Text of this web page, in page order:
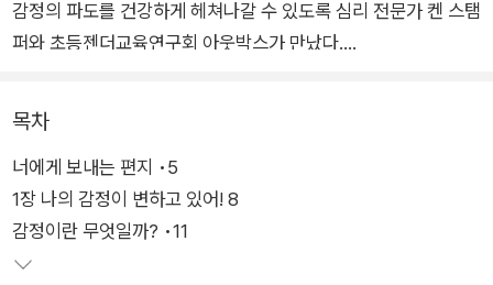
감정의 파도를 건강하게 헤쳐나갈 수 있도록 심리 전문가 켄 스탬
퍼와 초등젠더교육연구회 아웃박스가 만났다.
켄 스탬퍼는 가족 관계로 어려움을 겪고 있는 청소년들과 함께 오
랫동안 학교폭력, 비디오 게임, 인터넷 사용 문제 등을 상담해 온
심리치료사다. 《소년들을 위한 내 마음 안내서》에서 신뢰할 수
있는 전문가의 안내를 따라 감정의 종류와 원리, 변화에 대해 구
체적으로 이해하고, 감정을 돌보는 마음챙김 기술을 비롯하여 변
화하는 관계에 적응하는 방법 등을 익힐 수 있다.
목차
너에게 보내는 편지 •5
1장 나의 감정이 변하고 있어! 8
감정이란 무엇일까? •11